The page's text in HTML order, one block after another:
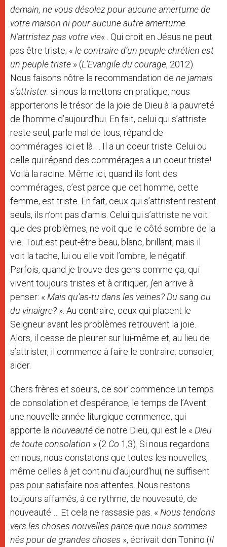
demain, ne vous désolez pour aucune amertume de
votre maison ni pour aucune autre amertume.
N’attristez pas votre vie« . Qui croit en Jésus ne peut
pas être triste; « le contraire d’un peuple chrétien est
un peuple triste » (L’Evangile du courage, 2012).
Nous faisons nôtre la recommandation de ne jamais
s’attrister: si nous la mettons en pratique, nous
apporterons le trésor de la joie de Dieu à la pauvreté
de l’homme d’aujourd’hui. En fait, celui qui s’attriste
reste seul, parle mal de tous, répand de
commérages ici et là … Il a un coeur triste. Celui ou
celle qui répand des commérages a un coeur triste!
Voilà la racine. Même ici, quand ils font des
commérages, c’est parce que cet homme, cette
femme, est triste. En fait, ceux qui s’attristent restent
seuls, ils n’ont pas d’amis. Celui qui s’attriste ne voit
que des problèmes, ne voit que le côté sombre de la
vie. Tout est peut-être beau, blanc, brillant, mais il
voit la tache, lui ou elle voit l’ombre, le négatif.
Parfois, quand je trouve des gens comme ça, qui
vivent toujours tristes et à critiquer, j’en arrive à
penser: « Mais qu’as-tu dans les veines? Du sang ou
du vinaigre? ». Au contraire, ceux qui placent le
Seigneur avant les problèmes retrouvent la joie.
Alors, il cesse de pleurer sur lui-même et, au lieu de
s’attrister, il commence à faire le contraire: consoler,
aider.
Chers frères et soeurs, ce soir commence un temps
de consolation et d’espérance, le temps de l’Avent:
une nouvelle année liturgique commence, qui
apporte la nouveauté de notre Dieu, qui est le « Dieu
de toute consolation » (2 Co 1,3). Si nous regardons
en nous, nous constatons que toutes les nouvelles,
même celles à jet continu d’aujourd’hui, ne suffisent
pas pour satisfaire nos attentes. Nous restons
toujours affamés, à ce rythme, de nouveauté, de
nouveauté … Et cela ne rassasie pas. « Nous tendons
vers les choses nouvelles parce que nous sommes
nés pour de grandes choses », écrivait don Tonino (Il